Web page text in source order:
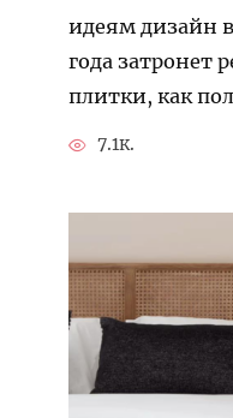
идеям дизайн
года затронет
плитки, как
7.1к.